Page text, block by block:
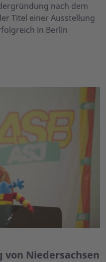
nach dem
Titel einer Ausstellung
in Berlin
von Niedersachsen